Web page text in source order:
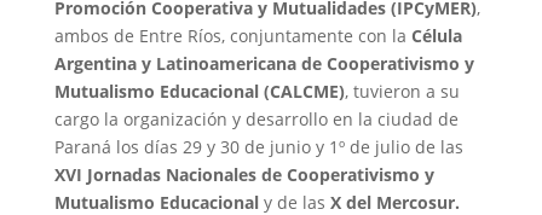
Promoción Cooperativa y Mutualidades (IPCyMER),
ambos de Entre Ríos, conjuntamente con la Célula
Argentina y Latinoamericana de Cooperativismo y
Mutualismo Educacional (CALCME), tuvieron a su
cargo la organización y desarrollo en la ciudad de
Paraná los días 29 y 30 de junio y 1º de julio de las
XVI Jornadas Nacionales de Cooperativismo y
Mutualismo Educacional y de las X del Mercosur.